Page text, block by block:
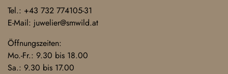
Tel.: +43 732 774105-31
E-Mail: juwelier@smwild.at
Öffnungszeiten:
Mo.-Fr.: 9.30 bis 18.00
Sa.: 9.30 bis 17.00